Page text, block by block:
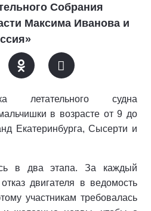
Собрания
Максима Иванова и
летательного судна
в возрасте от 9 до
Екатеринбурга, Сысерти и
в два этапа. За каждый
двигателя в ведомость
участникам требовалась